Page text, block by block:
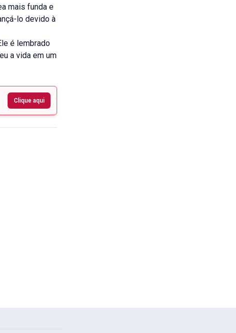
mais funda e
lo devido à
é lembrado
a vida em um
Clique aqui